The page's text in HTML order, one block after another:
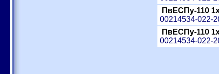
ПвЕСПу-110
00214534-022-
ПвЕСПу-110
00214534-022-